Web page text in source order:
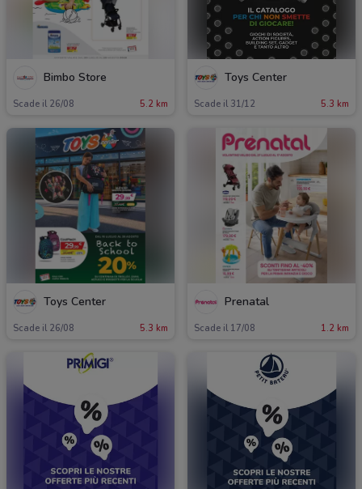
Bimbo Store
Scade il 26/08 5.2 km
Toys Center
Scade il 31/12 5.3 km
Toys Center
Scade il 26/08 5.3 km
Prenatal
Scade il 17/08 1.2 km